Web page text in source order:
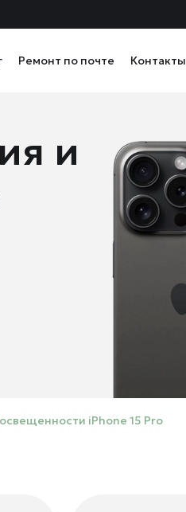
Ремонт по почте Контакты
и
iPhone 15 Pro